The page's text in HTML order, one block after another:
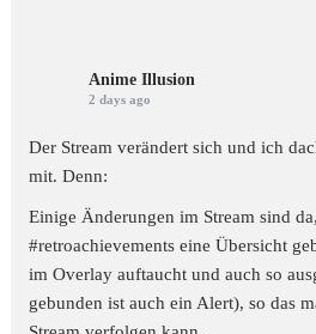
Anime Illusion
2 days ago
Der Stream verändert sich und ich
mit. Denn:
Einige Änderungen im Stream sind
#retroachievements eine Übersicht
im Overlay auftaucht und auch so
gebunden ist auch ein Alert), so das